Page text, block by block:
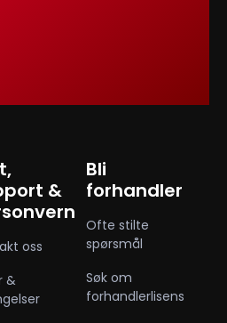
&
oss
&
Bli
forhandler
Ofte stilte
spørsmål
Søk om
forhandlerlisens